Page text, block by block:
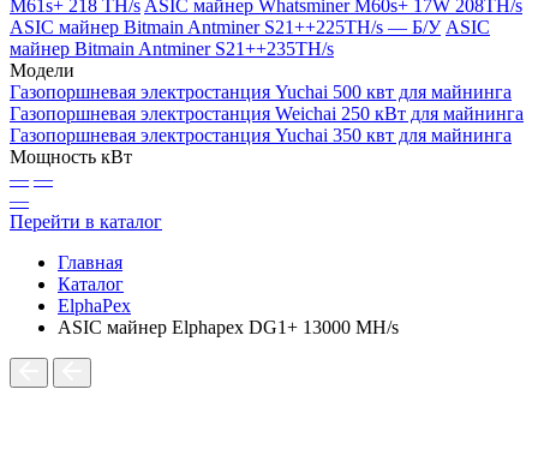
M61s+ 218 TH/s ASIC майнер Whatsminer M60s+ 17W 208TH/s
ASIC майнер Bitmain Antminer S21++225TH/s — Б/У ASIC
майнер Bitmain Antminer S21++235TH/s
Модели
Газопоршневая электростанция Yuchai 500 квт для майнинга
Газопоршневая электростанция Weichai 250 кВт для майнинга
Газопоршневая электростанция Yuchai 350 квт для майнинга
Мощность кВт
— —
—
Перейти в каталог
Главная
Каталог
ElphaPex
ASIC майнер Elphapex DG1+ 13000 MH/s